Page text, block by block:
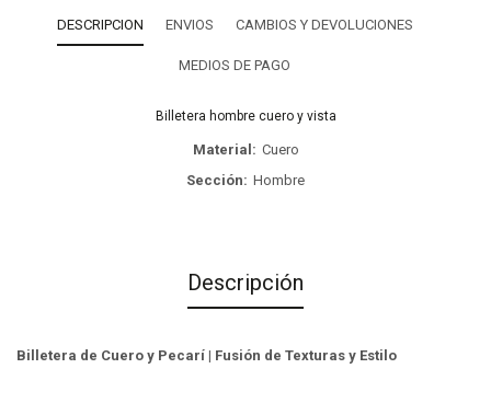
DESCRIPCION ENVIOS CAMBIOS Y DEVOLUCIONES
MEDIOS DE PAGO
Billetera hombre cuero y vista
Material
Cuero
Sección
Hombre
Descripción
Billetera de Cuero y Pecarí | Fusión de Texturas y Estilo